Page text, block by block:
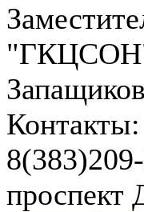
Контакты:
проспект